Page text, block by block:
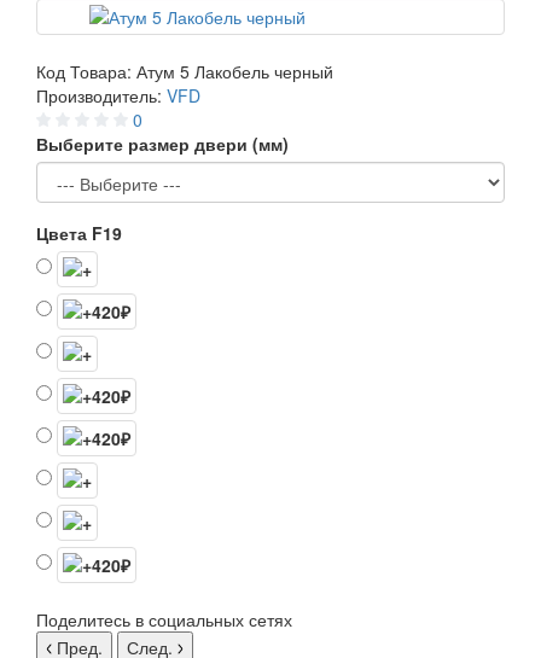
Код Товара: Атум 5 Лакобель черный
Производитель: VFD
0
Выберите размер двери (мм)
Цвета F19
Поделитесь в социальных сетях
Пред.
След.